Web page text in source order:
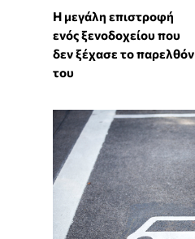
Η μεγάλη επιστροφή
ενός ξενοδοχείου που
δεν ξέχασε το παρελθόν
του